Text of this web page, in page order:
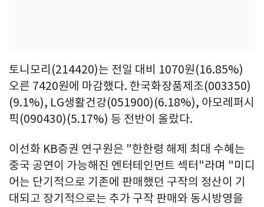
토니모리(214420)는 전일 대비 1070원(16.85%)
오른 7420원에 마감했다. 한국화장품제조(003350)
(9.1%), LG생활건강(051900)(6.18%), 아모레퍼시
픽(090430)(5.17%) 등 전반이 올랐다.
이선화 KB증권 연구원은 "한한령 해제 최대 수혜는
중국 공연이 가능해진 엔터테인먼트 섹터"라며 "미디
어는 단기적으로 기존에 판매했던 구작의 정산이 기
대되고 장기적으로는 추가 구작 판매와 동시방영을